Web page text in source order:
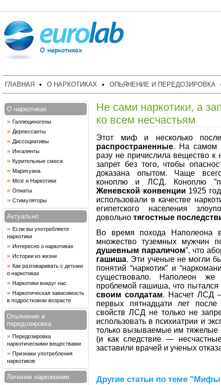
ГЛАВНАЯ О НАРКОТИКАХ ОПЬЯНЕНИЕ И ПЕРЕДОЗИРОВКА
О наркотиках
» Галлюциногены
» Дерпессанты
» Диссоциативы
» Ингалянты
» Курительные смеси
» Марихуана
» Мозг и Наркотики
» Опиаты
» Стимуляторы
Актуально
» Если вы употребляете
наркотики
» Интересно о наркотиках
» Истории из жизни
» Как разговаривать с детьми
о наркотиках
» Наркотики вокруг нас
» Наркотическая зависимость
в подростковом возрасте
Опьянение и
передозировка
» Передозировка
наркотическими веществами
» Признаки употребления
наркотиков
Лечение наркомании
Не сами наркотики, а
ко всем несчастьям
Этот миф и несколько
распространенные. На самом
разу не причислила вещество к
запрет без того, чтобы
доказана опытом. Чаще
коноплю и ЛСД. Коноплю
Женевской конвенции 1925
использовали в качестве
египетского населения
довольно тягостные
Во время похода Наполеона
множество туземных мужчин
душевным параличом”, что
гашиша. Эти ученые не могли
понятий “наркотик” и
существовало. Наполеон же
проблемой гашиша, что пытался
своим солдатам. Насчет ЛСД
первых пятнадцати лет после
свойств ЛСД не только не
использовать в психиатрии и
только вызываемые им тяжелые
(и как следствие —
заставили врачей и ученых
Другие статьи по теме